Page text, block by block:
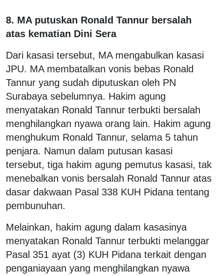
8. MA putuskan Ronald Tannur bersalah
atas kematian Dini Sera
Dari kasasi tersebut, MA mengabulkan kasasi
JPU. MA membatalkan vonis bebas Ronald
Tannur yang sudah diputuskan oleh PN
Surabaya sebelumnya. Hakim agung
menyatakan Ronald Tannur terbukti bersalah
menghilangkan nyawa orang lain. Hakim agung
menghukum Ronald Tannur, selama 5 tahun
penjara. Namun dalam putusan kasasi
tersebut, tiga hakim agung pemutus kasasi, tak
menebalkan vonis bersalah Ronald Tannur atas
dasar dakwaan Pasal 338 KUH Pidana tentang
pembunuhan.
Melainkan, hakim agung dalam kasasinya
menyatakan Ronald Tannur terbukti melanggar
Pasal 351 ayat (3) KUH Pidana terkait dengan
penganiayaan yang menghilangkan nyawa